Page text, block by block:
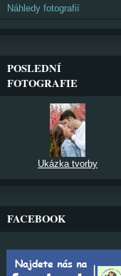
Náhledy fotografií
POSLEDNÍ
FOTOGRAFIE
Ukázka tvorby
FACEBOOK